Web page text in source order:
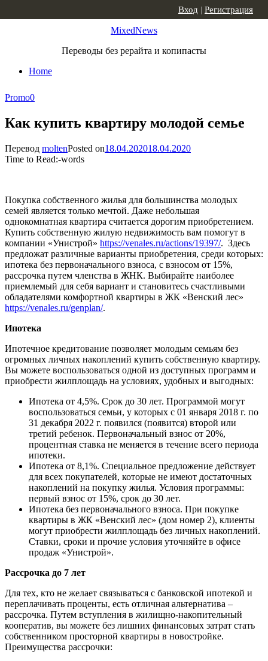
MixedNews
Переводы без рерайта и копипасты
Home
Вход | Регистрация
Promo0
Как купить квартиру молодой семье
Перевод moltenPosted on18.04.202018.04.2020
Time to Read:-words
Покупка собственного жилья для большинства молодых
семей является только мечтой. Даже небольшая
однокомнатная квартира считается дорогим приобретением.
Купить собственную жилую недвижимость вам помогут в
компании «Унистрой» https://venales.ru/actions/19397/. Здесь
предложат различные варианты приобретения, среди которых:
ипотека без первоначального взноса, с взносом от 15%,
рассрочка путем членства в ЖНК. Выбирайте наиболее
приемлемый для себя вариант и становитесь счастливыми
обладателями комфортной квартиры в ЖК «Венский лес»
https://venales.ru/genplan/.
Ипотека
Ипотечное кредитование позволяет молодым семьям без
огромных личных накоплений купить собственную квартиру.
Вы можете воспользоваться одной из доступных программ и
приобрести жилплощадь на условиях, удобных и выгодных:
Ипотека от 4,5%. Срок до 30 лет. Программой могут
воспользоваться семьи, у которых с 01 января 2018 г. по
31 декабря 2022 г. появился (появится) второй или
третий ребенок. Первоначальный взнос от 20%,
процентная ставка не меняется в течение всего периода
ипотеки.
Ипотека от 8,1%. Специальное предложение действует
для всех покупателей, которые не имеют достаточных
накоплений на покупку жилья. Условия программы:
первый взнос от 15%, срок до 30 лет.
Ипотека без первоначального взноса. При покупке
квартиры в ЖК «Венский лес» (дом номер 2), клиенты
могут приобрести жилплощадь без личных накоплений.
Ставки, сроки и прочие условия уточняйте в офисе
продаж «Унистрой».
Рассрочка до 7 лет
Для тех, кто не желает связываться с банковской ипотекой и
переплачивать проценты, есть отличная альтернатива –
рассрочка. Путем вступления в жилищно-накопительный
кооператив, вы можете без лишних финансовых затрат стать
собственником просторной квартиры в новостройке.
Преимущества рассрочки: